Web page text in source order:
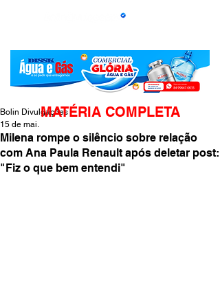
Milena rompe o silêncio sobre relação
com Ana Paula Renault após deletar post:
"Fiz o que bem entendi"
Bolin Divulgações
15 de mai.
MATÉRIA COMPLETA